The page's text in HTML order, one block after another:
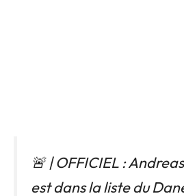
🚨 | OFFICIEL :
est dans la liste du